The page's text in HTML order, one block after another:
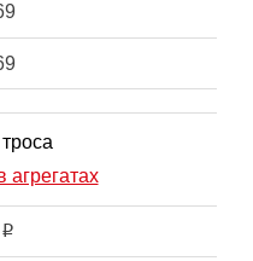
агрегатах
i